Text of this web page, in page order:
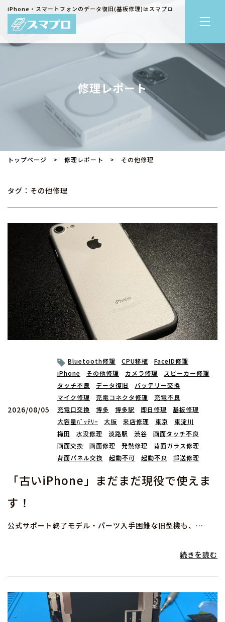
iPhone・スマートフォンのデータ復旧(基板修理)はスマプロ
修理レポート
トップページ > 修理レポート > その他修理
タグ：その他修理
2026/08/05
Bluetooth修理 CPU移植
FaceID修理
iPhone
その他修理 カメラ修理
スピーカー修理
タッチ不良
データ復旧
バッテリー交換
マイク修理
充電コネクタ修理
充電不良
充電口交換
博多 博多駅 即日修理
基板修理
大容量ﾊﾞｯﾃﾘｰ
大阪 来店修理 東京
東淀川
梅田
水没修理 淡路駅 渋谷
画面タッチ不良
画面交換
画面修理 発熱修理
背面ガラス修理
背面パネル交換
起動不可 起動不良 郵送修理
「古いiPhone」まだまだ現役で使えま
す！
公式サポート終了モデル・パーツ入手困難な旧型機も、…
続きを読む